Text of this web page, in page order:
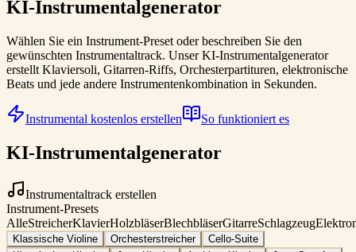
KI-Instrumentalgenerator
Wählen Sie ein Instrument-Preset oder beschreiben Sie den
gewünschten Instrumentaltrack. Unser KI-Instrumentalgenerator
erstellt Klaviersoli, Gitarren-Riffs, Orchesterpartituren, elektronische
Beats und jede andere Instrumentenkombination in Sekunden.
Instrumental kostenlos erstellen So funktioniert es
KI-Instrumentalgenerator
Instrumentaltrack erstellen
Instrument-Presets
AlleStreicherKlavierHolzbläserBlechbläserGitarreSchlagzeug
Klassische Violine Orchesterstreicher
Cello-Suite